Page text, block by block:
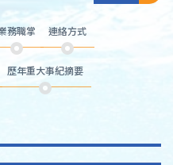
務職掌 連絡方式
歷年重大事紀摘要